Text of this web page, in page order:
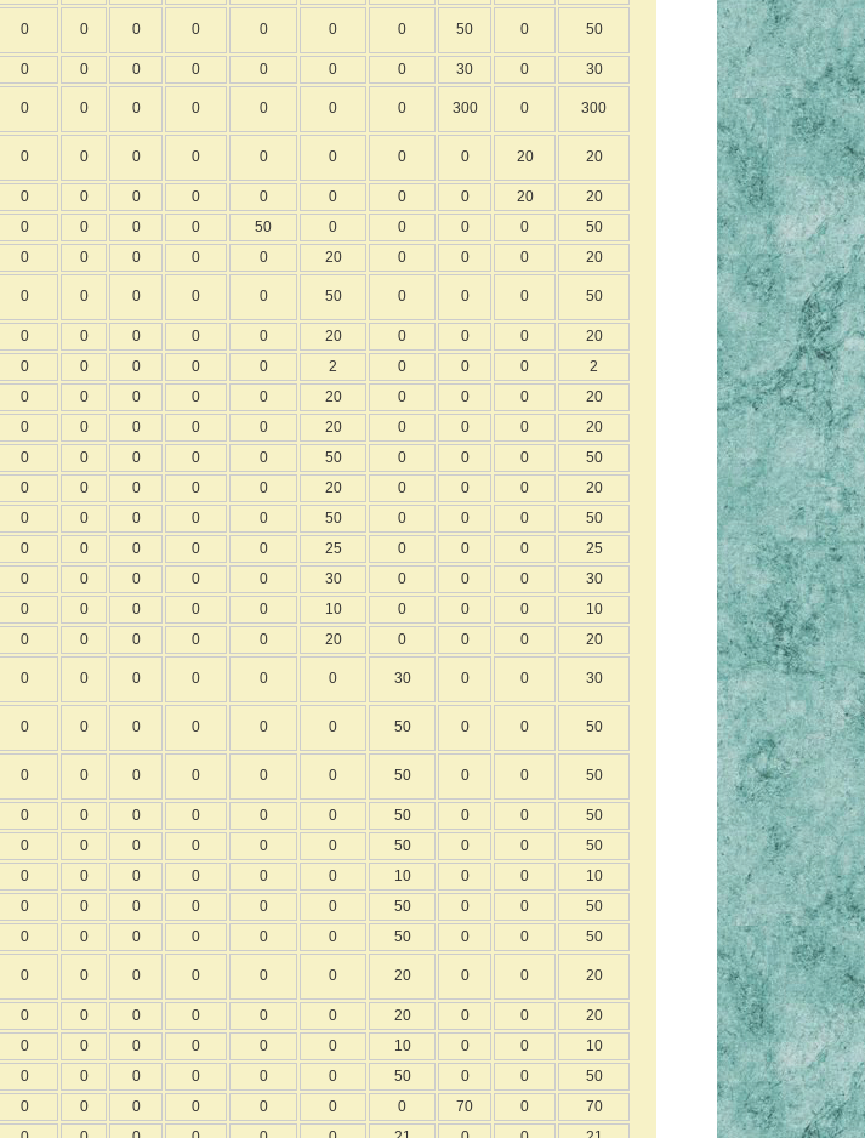
0 0 0 0 0 0 0 50 0 50
0 0 0 0 0 0 0 30 0
30
0 0 0 0 0 0 0 300 0 300
0 0 0 0 0 0 0 0 20 20
0 0 0 0 0 0 0 0 20
20
0 0 0 0 50 0 0 0 0
50
0 0 0 0 0 20 0 0 0
20
0 0 0 0 0 50 0 0 0 50
0 0 0 0 0 20 0 0 0
20
0 0 0 0 0 2 0 0 0
2
0 0 0 0 0 20 0 0 0
20
0 0 0 0 0 20 0 0 0
20
0 0 0 0 0 50 0 0 0
50
0 0 0 0 0 20 0 0 0
20
0 0 0 0 0 50 0 0 0
50
0 0 0 0 0 25 0 0 0
25
0 0 0 0 0 30 0 0 0
30
0 0 0 0 0 10 0 0 0
10
0 0 0 0 0 20 0 0 0
20
0 0 0 0 0 0 30 0 0 30
0 0 0 0 0 0 50 0 0 50
0 0 0 0 0 0 50 0 0 50
0 0 0 0 0 0 50 0 0
50
0 0 0 0 0 0 50 0 0
50
0 0 0 0 0 0 10 0 0
10
0 0 0 0 0 0 50 0 0
50
0 0 0 0 0 0 50 0 0
50
0 0 0 0 0 0 20 0 0 20
0 0 0 0 0 0 20 0 0
20
0 0 0 0 0 0 10 0 0
10
0 0 0 0 0 0 50 0 0
50
0 0 0 0 0 0 0 70 0
70